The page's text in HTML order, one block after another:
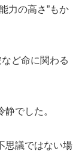
力の高さ”もか
ど命に関わる
でした。
思議ではない場